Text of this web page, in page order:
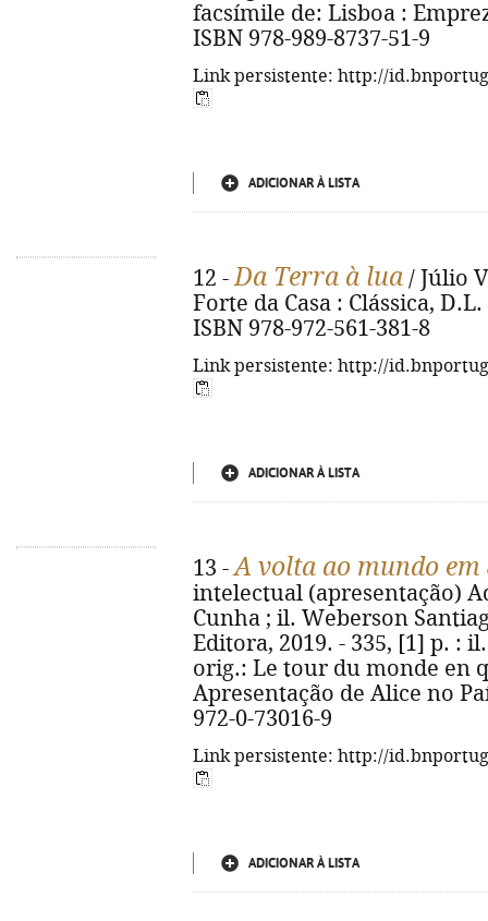
facsímile de: Lisboa :
ISBN 978-989-8737-51-9
Link persistente: http://
ADICIONAR À LISTA
12 -Da Terra à lua / Júlio
Forte da Casa : Clássica,
ISBN 978-972-561-381-8
Link persistente: http://
ADICIONAR À LISTA
13 -A volta ao mundo em
intelectual (apresentação)
Cunha ; il. Weberson
Editora, 2019. - 335, [1] p. :
orig.: Le tour du monde en
Apresentação de Alice no
972-0-73016-9
Link persistente: http://
ADICIONAR À LISTA